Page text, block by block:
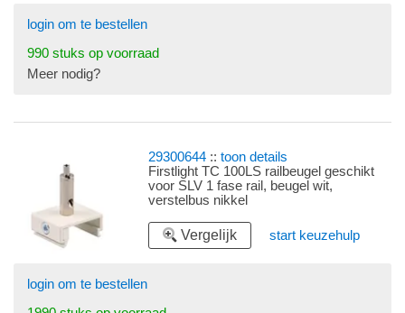
login om te bestellen
990 stuks op voorraad
Meer nodig?
29300644 ::toon details
Firstlight TC 100LS railbeugel geschikt
voor SLV 1 fase rail, beugel wit,
verstelbus nikkel
Vergelijk start keuzehulp
login om te bestellen